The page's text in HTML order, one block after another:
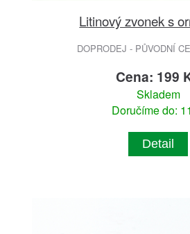
Litinový zvonek s
DOPRODEJ - PŮVODNÍ
Cena: 199
Skladem
Doručíme do:
Detail